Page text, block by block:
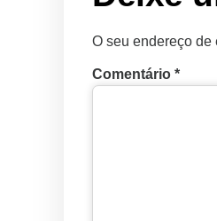
O seu endereço de
Comentário *